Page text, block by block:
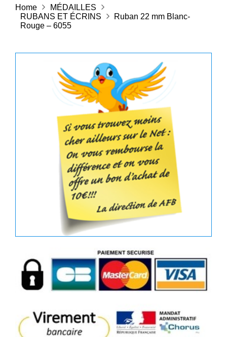
Home
MÉDAILLES
RUBANS ET ÉCRINS
Ruban 22 mm Blanc-
Rouge – 6055